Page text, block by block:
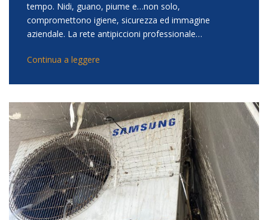
tempo. Nidi, guano, piume e…non solo,
compromettono igiene, sicurezza ed immagine
aziendale. La rete antipiccioni professionale…
Continua a leggere